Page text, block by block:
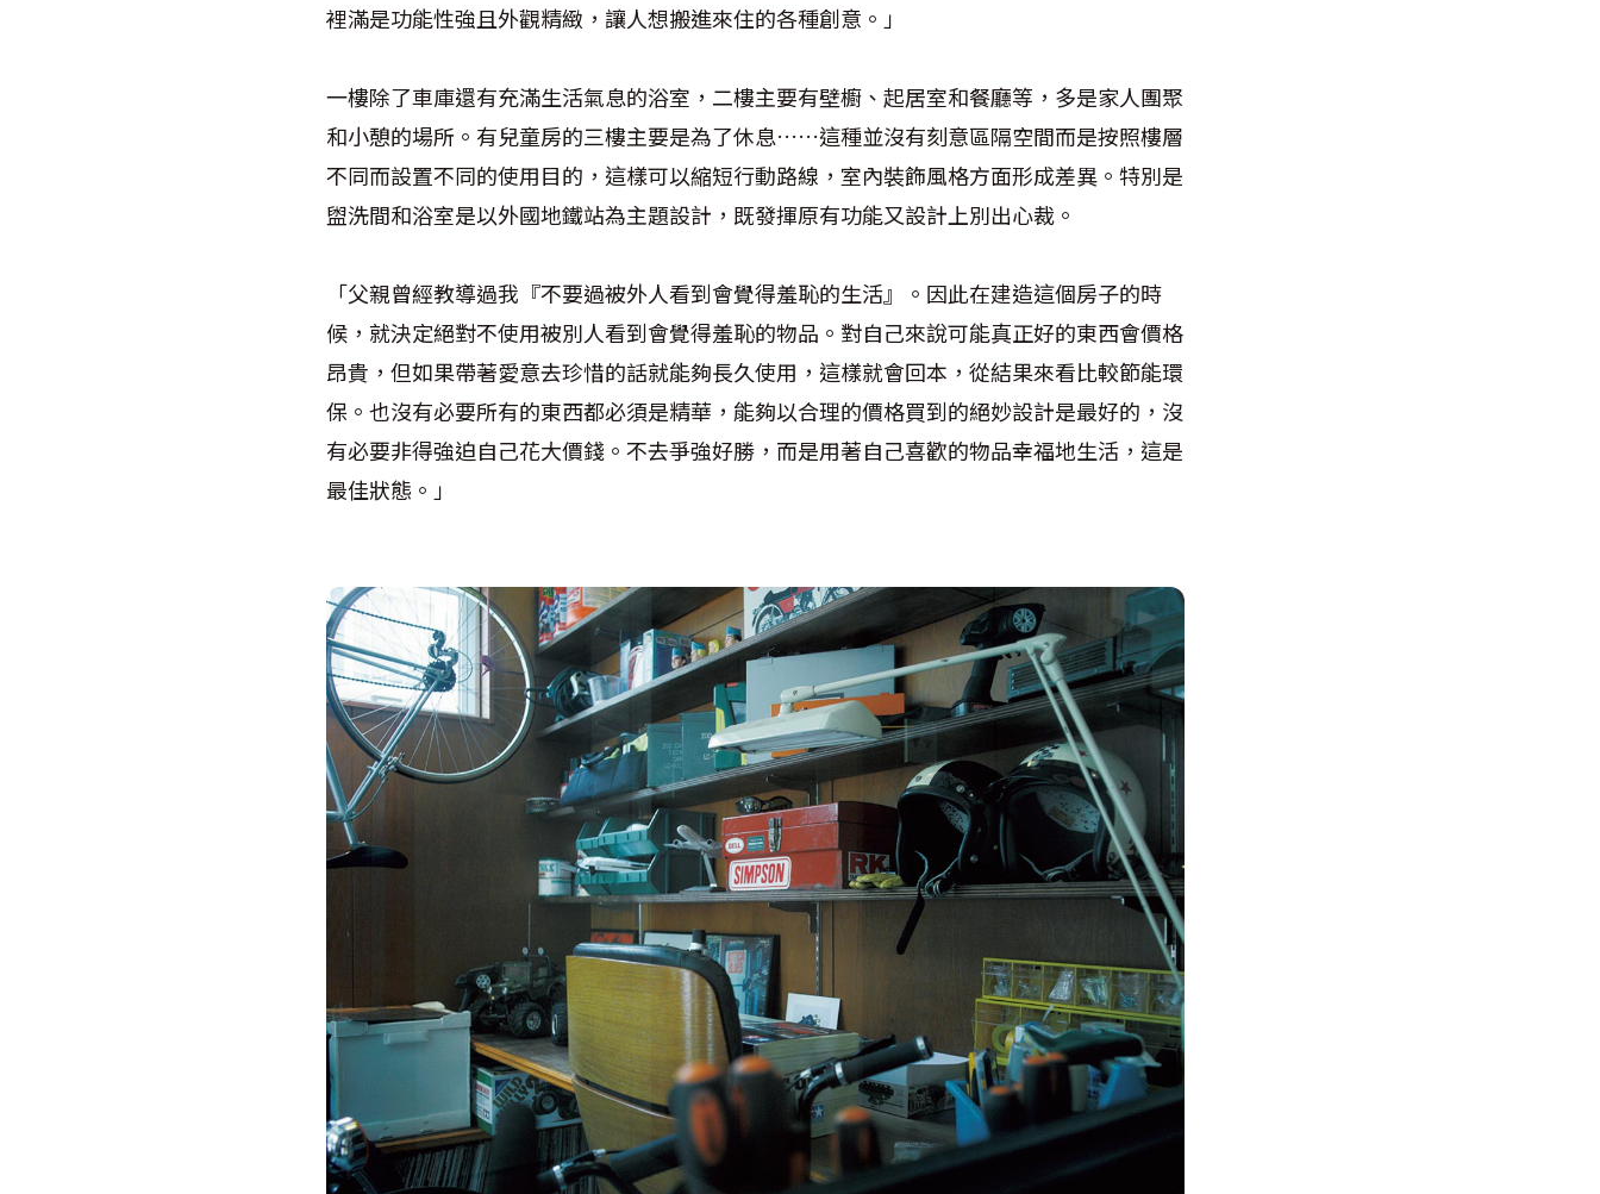
裡滿是功能性強且外觀精緻，讓人想搬進來住的各種創意。」
一樓除了車庫還有充滿生活氣息的浴室，二樓主要有壁櫥、起居室和餐廳等，多是家人團聚
和小憩的場所。有兒童房的三樓主要是為了休息……這種並沒有刻意區隔空間而是按照樓層
不同而設置不同的使用目的，這樣可以縮短行動路線，室內裝飾風格方面形成差異。特別是
盥洗間和浴室是以外國地鐵站為主題設計，既發揮原有功能又設計上別出心裁。
「父親曾經教導過我『不要過被外人看到會覺得羞恥的生活』。因此在建造這個房子的時
候，就決定絕對不使用被別人看到會覺得羞恥的物品。對自己來說可能真正好的東西會價格
昂貴，但如果帶著愛意去珍惜的話就能夠長久使用，這樣就會回本，從結果來看比較節能環
保。也沒有必要所有的東西都必須是精華，能夠以合理的價格買到的絕妙設計是最好的，沒
有必要非得強迫自己花大價錢。不去爭強好勝，而是用著自己喜歡的物品幸福地生活，這是
最佳狀態。」